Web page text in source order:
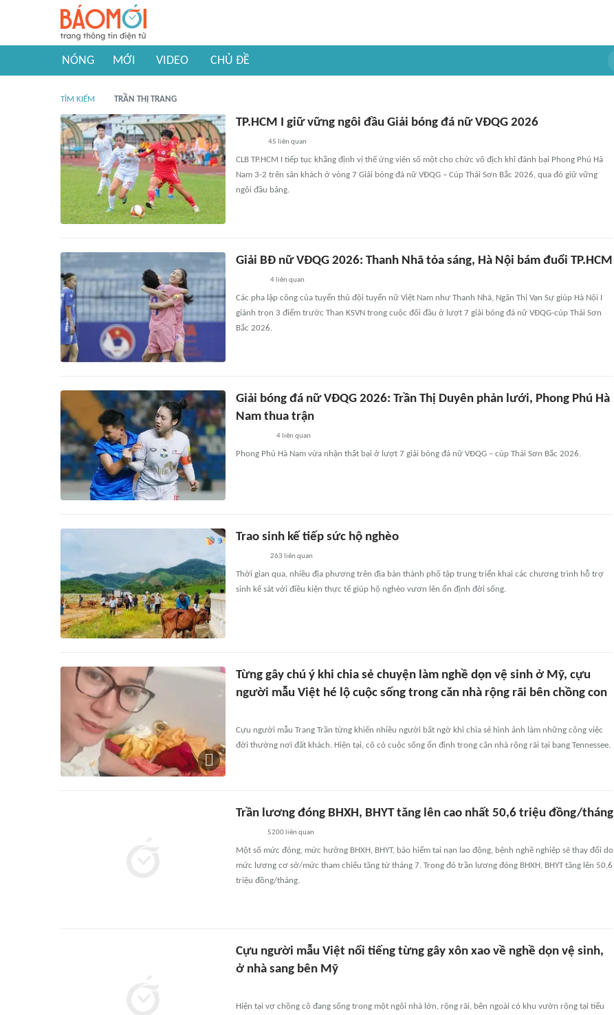
NÓNG MỚI VIDEO CHỦ ĐỀ
TÌM KIẾM TRẦN THỊ TRANG
TP.HCM I giữ vững ngôi đầu Giải bóng đá nữ VĐQG 2026
45 liên quan
CLB TP.HCM I tiếp tục khẳng định vị thế ứng viên số một cho chức vô địch khi đánh bại Phong Phú Hà
Nam 3-2 trên sân khách ở vòng 7 Giải bóng đá nữ VĐQG – Cúp Thái Sơn Bắc 2026, qua đó giữ vững
ngôi đầu bảng.
Giải BĐ nữ VĐQG 2026: Thanh Nhã tỏa sáng, Hà Nội bám đuổi TP.HCM
4liên quan
Các pha lập công của tuyển thủ đội tuyển nữ Việt Nam như Thanh Nhã, Ngân Thị Vạn Sự giúp Hà Nội I
giành trọn 3 điểm trước Than KSVN trong cuộc đối đầu ở lượt 7 giải bóng đá nữ VĐQG-cúp Thái Sơn
Bắc 2026.
Giải bóng đá nữ VĐQG 2026: Trần Thị Duyên phản lưới, Phong Phú Hà
Nam thua trận
4liên quan
Phong Phú Hà Nam vừa nhận thất bại ở lượt 7 giải bóng đá nữ VĐQG – cúp Thái Sơn Bắc 2026.
Trao sinh kế tiếp sức hộ nghèo
263 liên quan
Thời gian qua, nhiều địa phương trên địa bàn thành phố tập trung triển khai các chương trình hỗ trợ
sinh kế sát với điều kiện thực tế giúp hộ nghèo vươn lên ổn định đời sống.
Từng gây chú ý khi chia sẻ chuyện làm nghề dọn vệ sinh ở Mỹ, cựu
người mẫu Việt hé lộ cuộc sống trong căn nhà rộng rãi bên chồng con
Cựu người mẫu Trang Trần từng khiến nhiều người bất ngờ khi chia sẻ hình ảnh làm những công việc
đời thường nơi đất khách. Hiện tại, cô có cuộc sống ổn định trong căn nhà rộng rãi tại bang Tennessee.
Trần lương đóng BHXH, BHYT tăng lên cao nhất 50,6 triệu đồng/tháng
5200liên quan
Một số mức đóng, mức hưởng BHXH, BHYT, bảo hiểm tai nạn lao động, bệnh nghề nghiệp sẽ thay đổi do
mức lương cơ sở/mức tham chiếu tăng từ tháng 7. Trong đó trần lương đóng BHXH, BHYT tăng lên 50,6
triệu đồng/tháng.
Cựu người mẫu Việt nổi tiếng từng gây xôn xao về nghề dọn vệ sinh,
ở nhà sang bên Mỹ
Hiện tại vợ chồng cô đang sống trong một ngôi nhà lớn, rộng rãi, bên ngoài có khu vườn rộng tại tiểu